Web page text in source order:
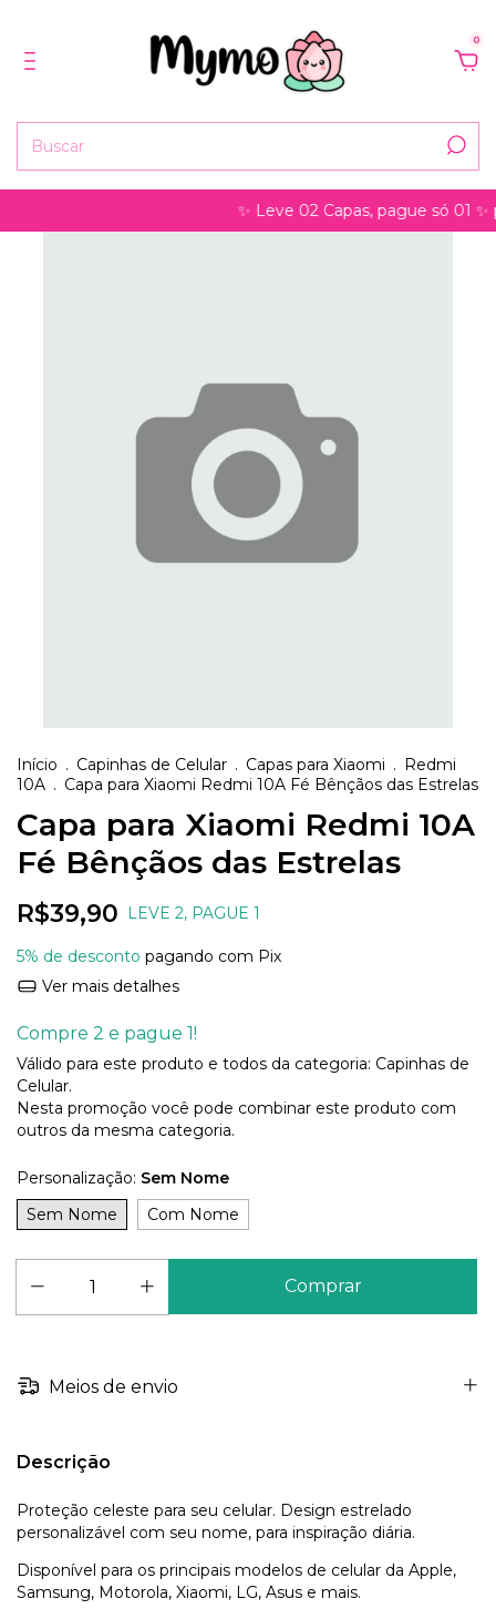
0
✨ Leve 02 Capas, pague só 01 ✨
Início . Capinhas de Celular . Capas para Xiaomi . Redmi
10A . Capa para Xiaomi Redmi 10A Fé Bênçãos das Estrelas
Capa para Xiaomi Redmi 10A
Fé Bênçãos das Estrelas
R$39,90 LEVE 2, PAGUE 1
5% de desconto pagando com Pix
Ver mais detalhes
Compre 2 e pague 1!
Válido para este produto e todos da categoria: Capinhas de
Celular.
Nesta promoção você pode combinar este produto com
outros da mesma categoria.
Personalização: Sem Nome
Sem Nome
Com Nome
Meios de envio
Descrição
Proteção celeste para seu celular. Design estrelado
personalizável com seu nome, para inspiração diária.
Disponível para os principais modelos de celular da Apple,
Samsung, Motorola, Xiaomi, LG, Asus e mais.